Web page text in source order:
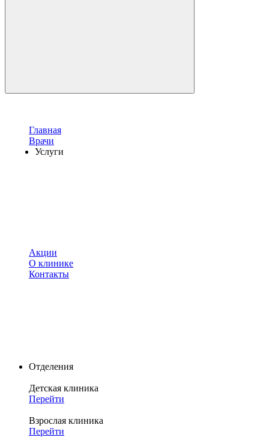
Главная
Врачи
Услуги
Акции
О клинике
Контакты
Отделения
Детская клиника
Перейти
Взрослая клиника
Перейти